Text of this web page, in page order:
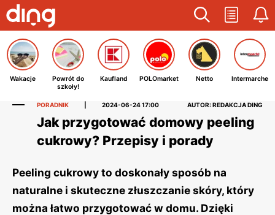
Wakacje
Powrót do
szkoły!
Kaufland POLOmarket Netto Intermarche
PORADNIK 2024-06-24 17:00 AUTOR: REDAKCJA DING
Jak przygotować domowy peeling
cukrowy? Przepisy i porady
Peeling cukrowy to doskonały sposób na
naturalne i skuteczne złuszczanie skóry, który
można łatwo przygotować w domu. Dzięki